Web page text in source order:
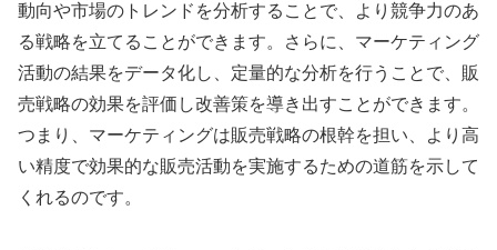
動向や市場のトレンドを分析することで、より競争力のあ
る戦略を立てることができます。さらに、マーケティング
活動の結果をデータ化し、定量的な分析を行うことで、販
売戦略の効果を評価し改善策を導き出すことができます。
つまり、マーケティングは販売戦略の根幹を担い、より高
い精度で効果的な販売活動を実施するための道筋を示して
くれるのです。